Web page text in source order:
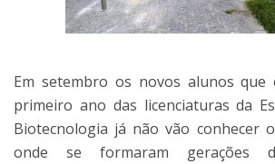
Em setembro os novos alunos
primeiro ano das licenciaturas da
Biotecnologia já não vão conhecer
onde se formaram gerações